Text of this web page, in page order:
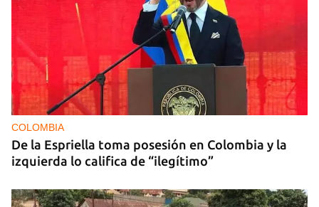
COLOMBIA
De la Espriella toma posesión en Colombia y la
izquierda lo califica de “ilegítimo”